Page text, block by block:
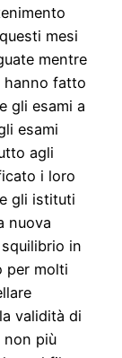
mesi
mentre
hanno fatto
gli esami a
esami
agli
i loro
gli istituti
nuova
in
per molti
validità di
non più